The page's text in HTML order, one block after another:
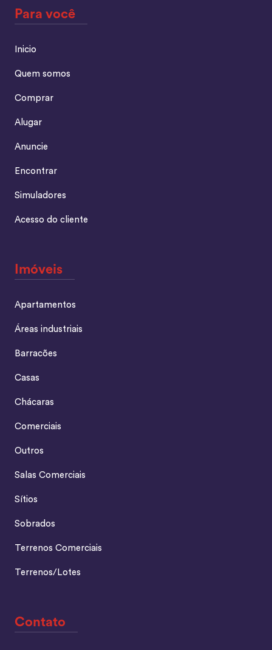
Para você
Inicio
Quem somos
Comprar
Alugar
Anuncie
Encontrar
Simuladores
Acesso do cliente
Imóveis
Apartamentos
Áreas industriais
Barracões
Casas
Chácaras
Comerciais
Outros
Salas Comerciais
Sítios
Sobrados
Terrenos Comerciais
Terrenos/Lotes
Contato